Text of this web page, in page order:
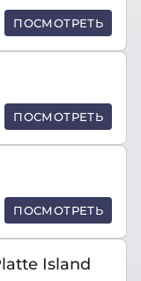
ПОСМОТРЕТЬ
ПОСМОТРЕТЬ
ПОСМОТРЕТЬ
Island